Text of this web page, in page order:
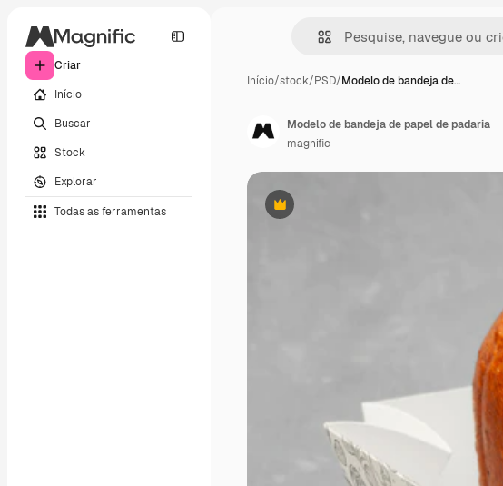
Criar
Início
Buscar
Stock
Explorar
Todas as ferramentas
Início/stock/PSD/Modelo de bandeja de…
Premium
Modelo de bandeja de papel de padaria
magnific